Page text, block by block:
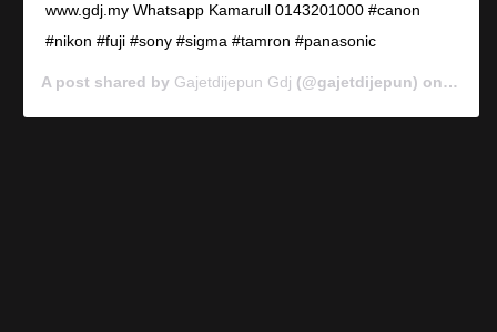
www.gdj.my Whatsapp Kamarull 0143201000 #canon
#nikon #fuji #sony #sigma #tamron #panasonic
A post shared by Gajetdijepun Gdj (@gajetdijepun) on Jan 7,